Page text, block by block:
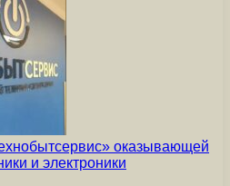
оказывающей
и электроники